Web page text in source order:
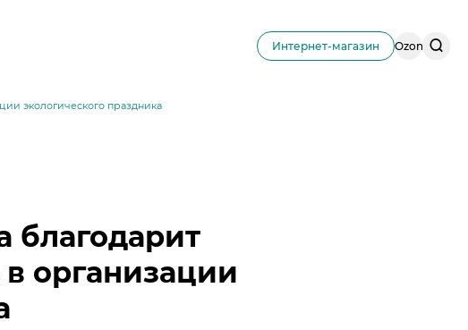
Интернет-магазин Ozon
экологического праздника
благодарит
организации